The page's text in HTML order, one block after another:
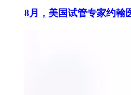
8月，美国试管专家约翰